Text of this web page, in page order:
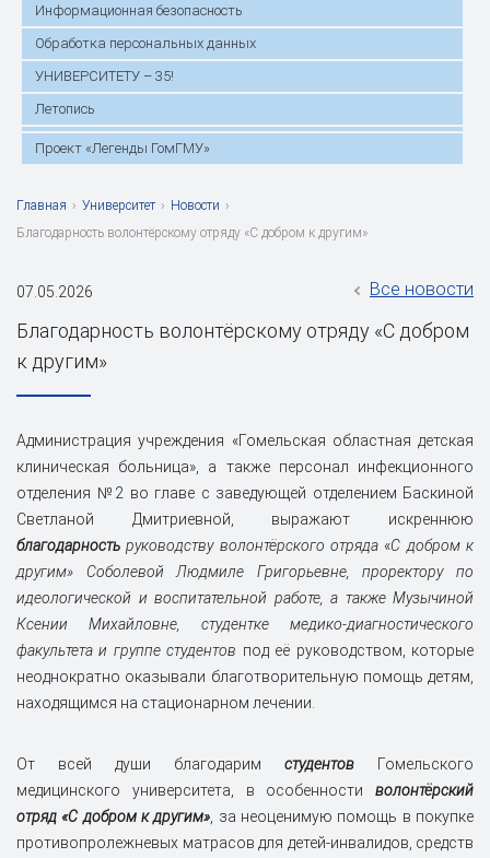
Информационная безопасность
Обработка персональных данных
УНИВЕРСИТЕТУ – 35!
Летопись
Проект «Легенды ГомГМУ»
Главная › Университет › Новости ›
Благодарность волонтёрскому отряду «С добром к другим»
07.05.2026 Все новости
Благодарность волонтёрскому отряду «С добром
к другим»
Администрация учреждения «Гомельская областная детская
клиническая больница», а также персонал инфекционного
отделения №2 во главе с заведующей отделением Баскиной
Светланой Дмитриевной, выражают искреннюю
благодарность руководству волонтёрского отряда «С добром к
другим» Соболевой Людмиле Григорьевне, проректору по
идеологической и воспитательной работе, а также Музычиной
Ксении Михайловне, студентке медико-диагностического
факультета и группе студентов под её руководством, которые
неоднократно оказывали благотворительную помощь детям,
находящимся на стационарном лечении.
От всей души благодарим студентов Гомельского
медицинского университета, в особенности волонтёрский
отряд «С добром к другим» , за неоценимую помощь в покупке
противопролежневых матрасов для детей-инвалидов, средств